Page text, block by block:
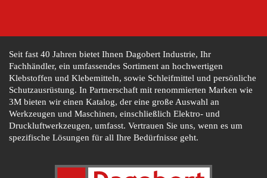
Seit fast 40 Jahren bietet Ihnen Dagobert Industrie, Ihr
Fachhändler, ein umfassendes Sortiment an hochwertigen
Klebstoffen und Klebemitteln, sowie Schleifmittel und persönliche
Schutzausrüstung. In Partnerschaft mit renommierten Marken wie
3M bieten wir einen Katalog, der eine große Auswahl an
Werkzeugen und Maschinen, einschließlich Elektro- und
Druckluftwerkzeugen, umfasst. Vertrauen Sie uns, wenn es um
spezifische Lösungen für all Ihre Bedürfnisse geht.